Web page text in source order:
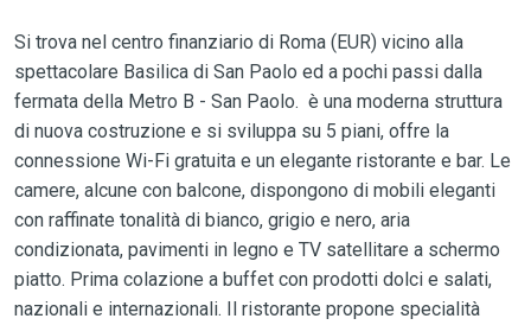
Si trova nel centro finanziario di Roma (EUR) vicino alla
spettacolare Basilica di San Paolo ed a pochi passi dalla
fermata della Metro B - San Paolo. è una moderna struttura
di nuova costruzione e si sviluppa su 5 piani, offre la
connessione Wi-Fi gratuita e un elegante ristorante e bar. Le
camere, alcune con balcone, dispongono di mobili eleganti
con raffinate tonalità di bianco, grigio e nero, aria
condizionata, pavimenti in legno e TV satellitare a schermo
piatto. Prima colazione a buffet con prodotti dolci e salati,
nazionali e internazionali. Il ristorante propone specialità